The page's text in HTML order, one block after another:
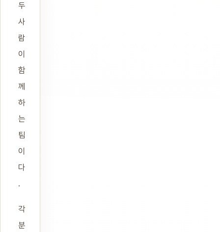
두
사
람
이
함
께
하
는
팀
이
다
.
각
분